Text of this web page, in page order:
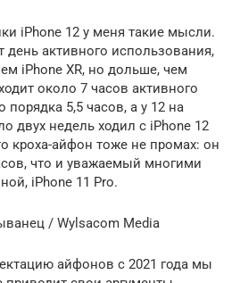
iPhone 12 у меня такие мысли.
активного использования,
iPhone XR, но дольше, чем
около 7 часов активного
порядка 5,5 часов, а у 12 на
двух недель ходил с iPhone 12
кроха-айфон тоже не промах: он
что и уважаемый многими
iPhone 11 Pro.
/ Wylsacom Media
айфонов с 2021 года мы